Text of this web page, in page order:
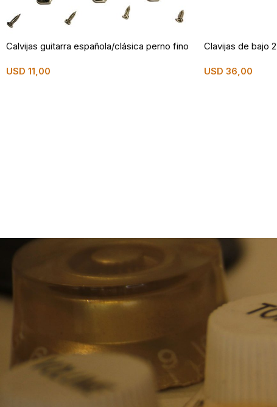
Calvijas guitarra española/clásica perno fino
USD 11,00
Clavijas de bajo
USD 36,00